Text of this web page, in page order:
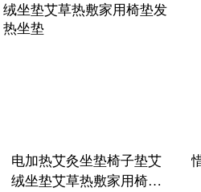
电加热艾灸坐垫椅子垫艾
绒坐垫艾草热敷家用椅垫